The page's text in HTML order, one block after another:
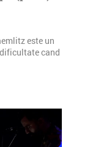
este un
cand